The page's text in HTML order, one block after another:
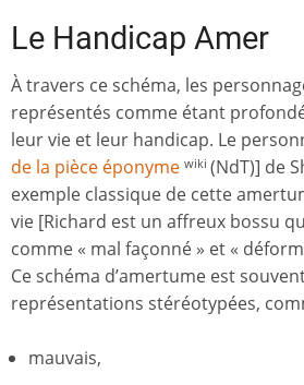
Le Handicap Amer
À travers ce schéma, les
représentés comme étant
leur vie et leur handicap. Le
de la pièce éponyme wiki (NdT)] de
exemple classique de cette
vie [Richard est un affreux bossu
comme « mal façonné » et «
Ce schéma d’amertume est
représentations stéréotypées,
mauvais,